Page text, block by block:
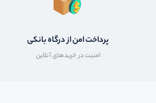
پرداخت امن از درگاه بانکی
امنیت در خریدهای آنلاین